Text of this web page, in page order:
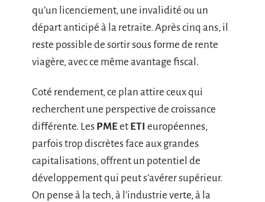
qu’un licenciement, une invalidité ou un
départ anticipé à la retraite. Après cinq ans, il
reste possible de sortir sous forme de rente
viagère, avec ce même avantage fiscal.
Coté rendement, ce plan attire ceux qui
recherchent une perspective de croissance
différente. Les PMEet ETI européennes,
parfois trop discrètes face aux grandes
capitalisations, offrent un potentiel de
développement qui peut s’avérer supérieur.
On pense à la tech, à l’industrie verte, à la